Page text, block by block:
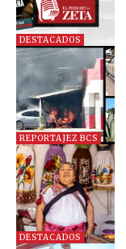
DESTACADOS
REPORTAJEZ BCS
DESTACADOS